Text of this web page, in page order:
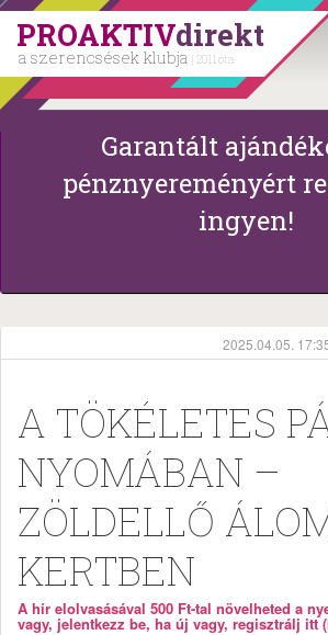
PROAKTIVdirekt
a szerencsések klubja | 2011 óta
Garantált
pénznyereményért
ingyen!
2025.04.05.
A TÖKÉLETES
NYOMÁBAN –
ZÖLDELLŐ
KERTBEN
A hír elolvasásával 500 Ft-tal növelheted a
vagy, jelentkezz be, ha új vagy, regisztrálj itt